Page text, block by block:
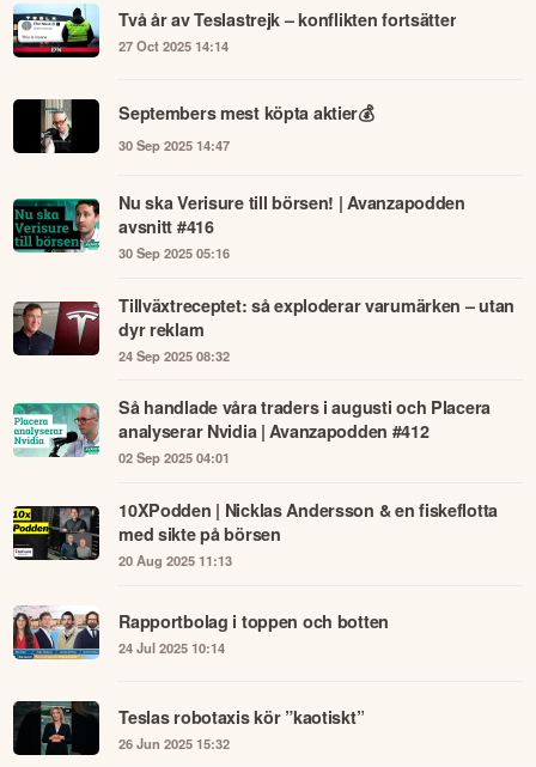
Två år av Teslastrejk – konflikten fortsätter
27 Oct 2025 14:14
Septembers mest köpta aktier💰
30 Sep 2025 14:47
Nu ska Verisure till börsen! | Avanzapodden
avsnitt #416
30 Sep 2025 05:16
Tillväxtreceptet: så exploderar varumärken – utan
dyr reklam
24 Sep 2025 08:32
Så handlade våra traders i augusti och Placera
analyserar Nvidia | Avanzapodden #412
02 Sep 2025 04:01
10XPodden | Nicklas Andersson & en fiskeflotta
med sikte på börsen
20 Aug 2025 11:13
Rapportbolag i toppen och botten
24 Jul 2025 10:14
Teslas robotaxis kör ”kaotiskt”
26 Jun 2025 15:32